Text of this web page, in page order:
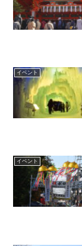
イベント
イベント